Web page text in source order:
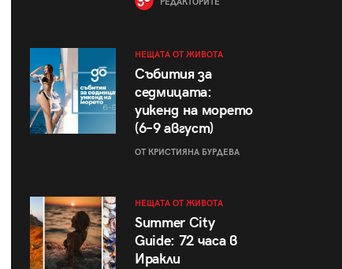
РЕДАКТОРИТЕ
НЕЩАТА ОТ ЖИВОТА
Събития за
седмицата:
уикенд на морето
(6–9 август)
ОТ КРИСТИЯНА БУРДЕВА
НЕЩАТА ОТ ЖИВОТА
Summer City
Guide: 72 часа в
Иракли